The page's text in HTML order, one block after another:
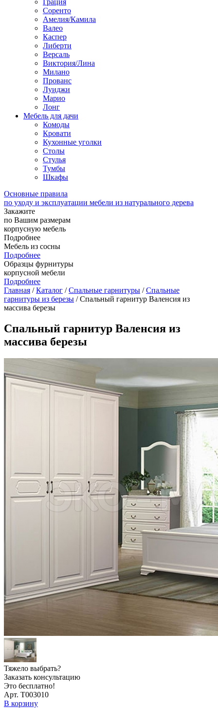
Грация
Соренто
Амелия/Камила
Валео
Каспер
Либерти
Версаль
Виктория/Лина
Милано
Прованс
Луиджи
Марио
Лонг
Мебель для дачи
Комоды
Кровати
Кухонные уголки
Столы
Стулья
Тумбы
Шкафы
Основные правила
по уходу и эксплуатации мебели из натурального дерева
Закажите
по Вашим размерам
корпусную мебель
Подробнее
Мебель из сосны
Подробнее
Образцы фурнитуры
корпусной мебели
Подробнее
Главная /Каталог /Спальные гарнитуры /Спальные
гарнитуры из березы / Спальный гарнитур Валенсия из
массива березы
Спальный гарнитур Валенсия из
массива березы
Тяжело выбрать?
Заказать консультацию
Это бесплатно!
Арт. Т003010
В корзину